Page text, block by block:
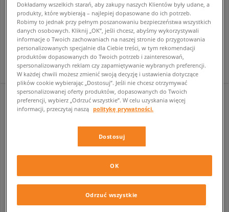
PUMA SUEDE CLASSIC
męskie
249,99 zł
399,99 zł
259,99 zł - najniższa cena
PUMA VOLTAIC EVO
męskie
249,99 zł
329,99 zł
259,99 zł - najniższa cena
PUMA FADE NITRO V1 FOOTBALL
Dokładamy wszelkich starań, aby zakupy naszych Klientów były udane, a
produkty, które wybierają – najlepiej dopasowane do ich potrzeb.
Robimy to jednak przy pełnym poszanowaniu bezpieczeństwa wszystkich
danych osobowych. Kliknij „OK”, jeśli chcesz, abyśmy wykorzystywali
informacje o Twoich zachowaniach na naszej stronie do przygotowania
personalizowanych specjalnie dla Ciebie treści, w tym rekomendacji
produktów dopasowanych do Twoich potrzeb i zainteresowań,
spersonalizowanych reklam czy zapamiętywanie wybranych preferencji.
W każdej chwili możesz zmienić swoją decyzję i ustawienia dotyczące
plików cookie wybierając „Dostosuj”. Jeśli nie chcesz otrzymywać
spersonalizowanej oferty produktów, dopasowanych do Twoich
preferencji, wybierz „Odrzuć wszystkie”. W celu uzyskania więcej
informacji, przeczytaj naszą politykę prywatności.
Dostosuj
Odrzuć wszystkie
OK